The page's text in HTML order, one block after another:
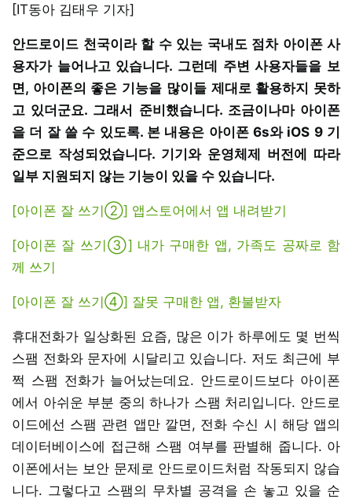
[IT동아 김태우 기자]
안드로이드 천국이라 할 수 있는 국내도 점차 아이폰 사
용자가 늘어나고 있습니다. 그런데 주변 사용자들을 보
면, 아이폰의 좋은 기능을 많이들 제대로 활용하지 못하
고 있더군요. 그래서 준비했습니다. 조금이나마 아이폰
을 더 잘 쓸 수 있도록. 본 내용은 아이폰 6s와 iOS 9 기
준으로 작성되었습니다. 기기와 운영체제 버전에 따라
일부 지원되지 않는 기능이 있을 수 있습니다.
[아이폰 잘 쓰기②] 앱스토어에서 앱 내려받기
[아이폰 잘 쓰기③] 내가 구매한 앱, 가족도 공짜로 함
께 쓰기
[아이폰 잘 쓰기④] 잘못 구매한 앱, 환불받자
휴대전화가 일상화된 요즘, 많은 이가 하루에도 몇 번씩
스팸 전화와 문자에 시달리고 있습니다. 저도 최근에 부
쩍 스팸 전화가 늘어났는데요. 안드로이드보다 아이폰
에서 아쉬운 부분 중의 하나가 스팸 처리입니다. 안드로
이드에선 스팸 관련 앱만 깔면, 전화 수신 시 해당 앱의
데이터베이스에 접근해 스팸 여부를 판별해 줍니다. 아
이폰에서는 보안 문제로 안드로이드처럼 작동되지 않습
니다. 그렇다고 스팸의 무차별 공격을 손 놓고 있을 순